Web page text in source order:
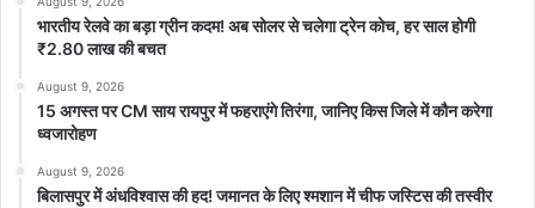
भारतीय रेलवे का बड़ा ग्रीन कदम! अब सोलर से चलेगा ट्रेन कोच, हर साल होगी
₹2.80 लाख की बचत
August 9, 2026
15 अगस्त पर CM साय रायपुर में फहराएंगे तिरंगा, जानिए किस जिले में कौन करेगा
ध्वजारोहण
August 9, 2026
बिलासपुर में अंधविश्वास की हद! जमानत के लिए श्मशान में चीफ जस्टिस की तस्वीर